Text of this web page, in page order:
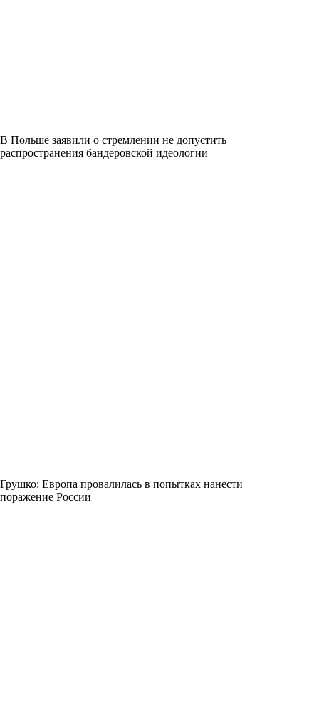
В Польше заявили о стремлении не допустить
распространения бандеровской идеологии
Грушко: Европа провалилась в попытках нанести
поражение России